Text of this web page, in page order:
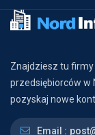
Znajdziesz tu firmy
przedsiębiorców w
pozyskaj nowe
Email :